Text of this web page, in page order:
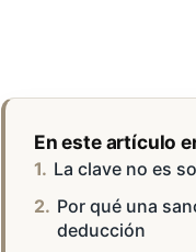
En este artículo
La clave no es
Por qué una
deducción